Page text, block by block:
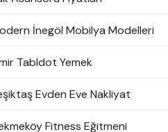
İnegöl Mobilya Modelleri
Tabldot Yemek
Evden Eve Nakliyat
Fitness Eğitmeni